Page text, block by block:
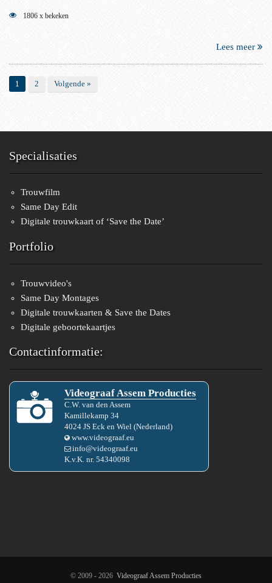
Lees meer
1806 x bekeken
1 2 Volgende »
Specialisaties
Trouwfilm
Same Day Edit
Digitale trouwkaart of ‘Save the Date’
Portfolio
Trouwvideo's
Same Day Montages
Digitale trouwkaarten & Save the Dates
Digitale geboortekaartjes
Contactinformatie:
Videograaf Assem Producties
C.W. van den Assem
Kamillekamp 34
4024 JS Eck en Wiel (Nederland)
www.videograaf.eu
info@videograaf.eu
K.v.K. nr. 54340098
© 2009 - 2026 Videograaf Assem Producties